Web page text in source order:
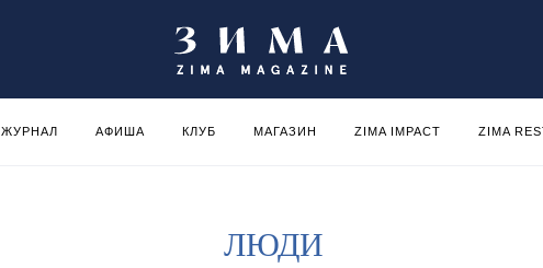
ЖУРНАЛ АФИША КЛУБ МАГАЗИН ZIMA IMPACT ZIMA
ЛЮДИ